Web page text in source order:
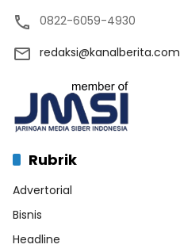
0822-6059-4930
redaksi@kanalberita.com
Rubrik
Advertorial
Bisnis
Headline